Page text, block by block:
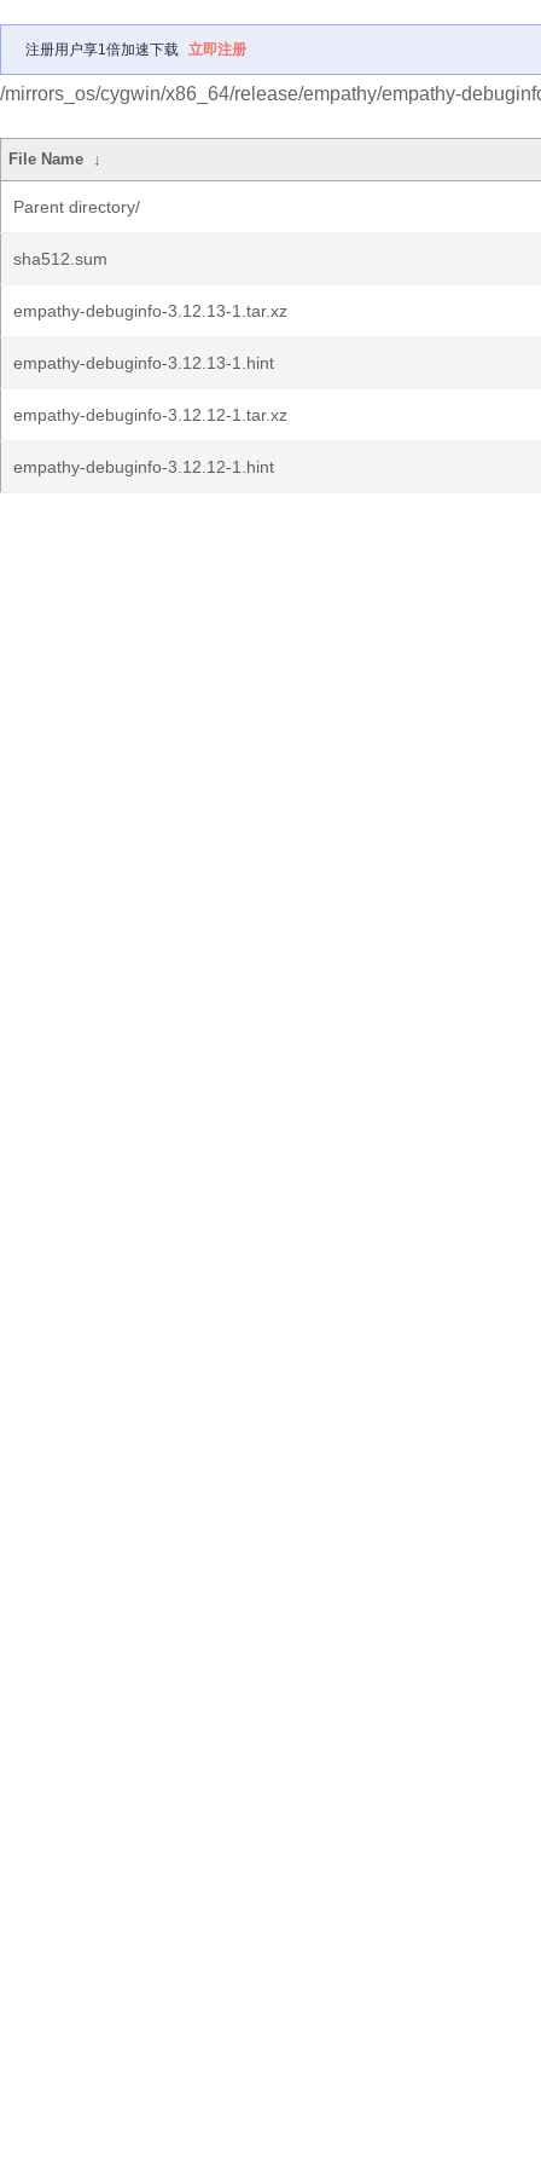
注册用户享1倍加速下载 立即注册
/mirrors_os/cygwin/x86_64/release/empathy/empathy-
File Name ↓
Parent directory/
sha512.sum
empathy-debuginfo-3.12.13-1.tar.xz
empathy-debuginfo-3.12.13-1.hint
empathy-debuginfo-3.12.12-1.tar.xz
empathy-debuginfo-3.12.12-1.hint